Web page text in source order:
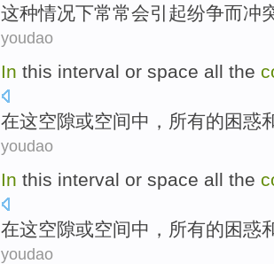
这种情况下常常会引起纷争而冲
youdao
In this interval or space all the
在这空隙或空间中， 所有的困惑
youdao
In this interval or space all the
在这空隙或空间中， 所有的困惑
youdao